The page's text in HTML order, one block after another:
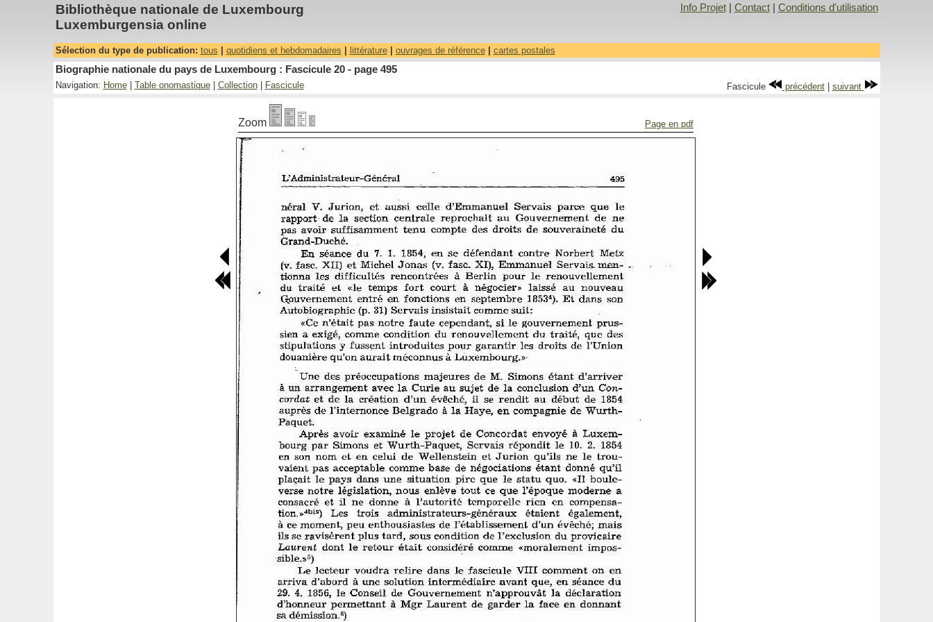
Bibliothèque nationale de Luxembourg
Luxemburgensia online
Info Projet| Contact| Conditions d'utilisation
Sélection du type de publication: tous quotidiens et hebdomadaires littérature| ouvrages de référence| cartes postales
Biographie nationale du pays de Luxembourg : Fascicule 20 - page 495
Navigation: Home| Table onomastique| Collection| Fascicule Fascicule précédent| suivant
Zoom Page en pdf